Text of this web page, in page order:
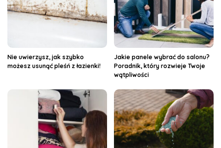
Nie uwierzysz, jak szybko
możesz usunąć pleśń z łazienki!
Jakie panele wybrać do salonu?
Poradnik, który rozwieje Twoje
wątpliwości